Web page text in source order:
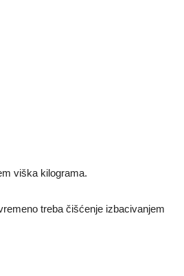
viška kilograma.
treba čišćenje izbacivanjem